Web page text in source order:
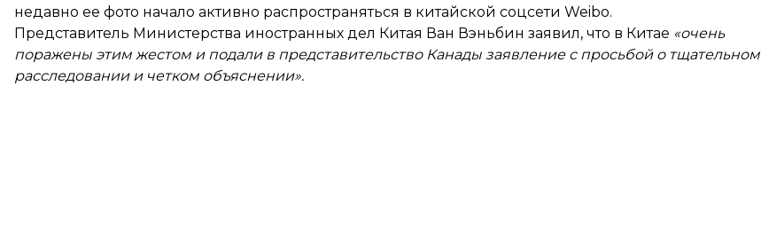
недавно ее фото начало активно распространяться в китайской соцсети Weibo.
Представитель Министерства иностранных дел Китая Ван Вэньбин заявил, что в Китае «очень
поражены этим жестом и подали в представительство Канады заявление с просьбой о тщательном
расследовании и четком объяснении».